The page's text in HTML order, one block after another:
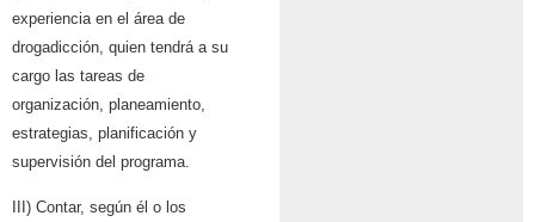
experiencia en el área de
drogadicción, quien tendrá a su
cargo las tareas de
organización, planeamiento,
estrategias, planificación y
supervisión del programa.
III) Contar, según él o los